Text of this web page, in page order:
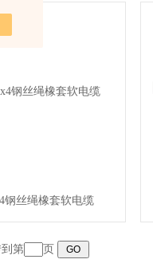
钢丝绳橡套软电缆
第 页